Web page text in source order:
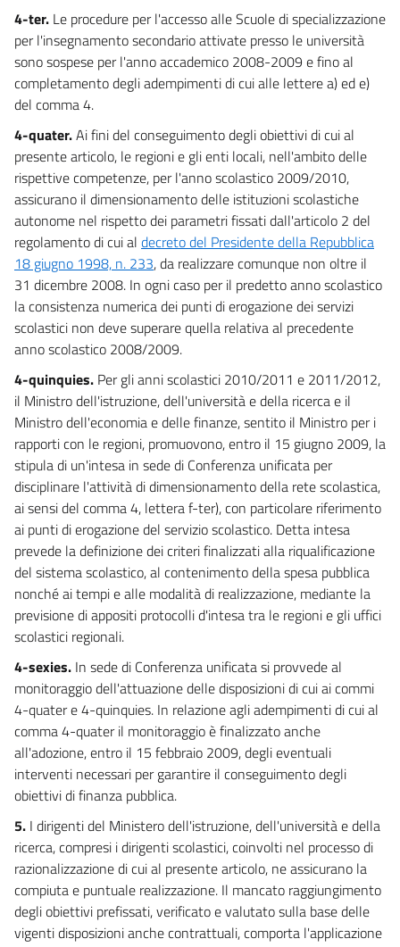
Contenimento della spesa per il pubblico impiego
64
65
66
67
68
69
70
71
72
73
74
75
76
Capo III
Patto di stabilità interno
77
77 bis
77 ter
77 quater
78
Capo IV
Spesa sanitaria e per invalidità
79
Titolo IV
PEREQUAZIONE TRIBUTARIA
Capo I
Misure fiscali
PEREQUAZIONE
TRIBUTARIA
81
83
83 bis
Titolo V
DISPOSIZIONI FINANZIARIE E FINALI
84
4-ter. Le procedure per l'accesso alle Scuole di specializzazione
per l'insegnamento secondario attivate presso le università
sono sospese per l'anno accademico 2008-2009 e fino al
completamento degli adempimenti di cui alle lettere a) ed e)
del comma 4.
4-quater.Ai fini del conseguimento degli obiettivi di cui al
presente articolo, le regioni e gli enti locali, nell'ambito delle
rispettive competenze, per l'anno scolastico 2009/2010,
assicurano il dimensionamento delle istituzioni scolastiche
autonome nel rispetto dei parametri fissati dall'articolo 2 del
regolamento di cui al decreto del Presidente della Repubblica
18 giugno 1998, n. 233, da realizzare comunque non oltre il
31 dicembre 2008. In ogni caso per il predetto anno scolastico
la consistenza numerica dei punti di erogazione dei servizi
scolastici non deve superare quella relativa al precedente
anno scolastico 2008/2009.
4-quinquies. Per gli anni scolastici 2010/2011 e 2011/2012,
il Ministro dell'istruzione, dell'università e della ricerca e il
Ministro dell'economia e delle finanze, sentito il Ministro per i
rapporti con le regioni, promuovono, entro il 15 giugno 2009, la
stipula di un'intesa in sede di Conferenza unificata per
disciplinare l'attività di dimensionamento della rete scolastica,
ai sensi del comma 4, lettera f-ter), con particolare riferimento
ai punti di erogazione del servizio scolastico. Detta intesa
prevede la definizione dei criteri finalizzati alla riqualificazione
del sistema scolastico, al contenimento della spesa pubblica
nonché ai tempi e alle modalità di realizzazione, mediante la
previsione di appositi protocolli d'intesa tra le regioni e gli uffici
scolastici regionali.
4-sexies. In sede di Conferenza unificata si provvede al
monitoraggio dell'attuazione delle disposizioni di cui ai commi
4-quater e 4-quinquies. In relazione agli adempimenti di cui al
comma 4-quater il monitoraggio è finalizzato anche
all'adozione, entro il 15 febbraio 2009, degli eventuali
interventi necessari per garantire il conseguimento degli
obiettivi di finanza pubblica.
5. I dirigenti del Ministero dell'istruzione, dell'università e della
ricerca, compresi i dirigenti scolastici, coinvolti nel processo di
razionalizzazione di cui al presente articolo, ne assicurano la
compiuta e puntuale realizzazione. Il mancato raggiungimento
degli obiettivi prefissati, verificato e valutato sulla base delle
vigenti disposizioni anche contrattuali, comporta l'applicazione